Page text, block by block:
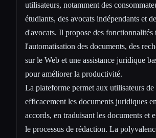
utilisateurs, notamment des
étudiants, des avocats indépendants et
d'avocats. Il propose des fonctionnalités
l'automatisation des documents, des
sur le Web et une assistance juridique
pour améliorer la productivité.
La plateforme permet aux utilisateurs de
efficacement les documents juridiques
accords, en traduisant les documents et
le processus de rédaction. La